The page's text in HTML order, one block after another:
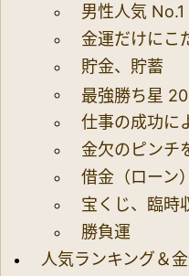
男性人気 No.1
金運だけにこ
貯金、貯蓄
最強勝ち星
仕事の成功に
金欠のピンチ
借金（ローン
宝くじ、臨時
勝負運
人気ランキング＆